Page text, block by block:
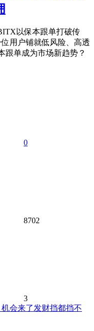
以保本跟单打破传
用户铺就低风险、高透
跟单成为市场新趋势？
0
8702
3